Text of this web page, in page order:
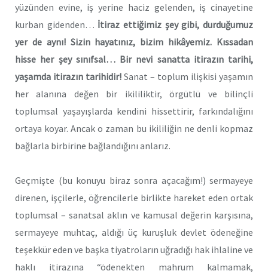
yüzünden evine, iş yerine haciz gelenden, iş cinayetine
kurban gidenden… İtiraz ettiğimiz şey gibi, durduğumuz
yer de aynı! Sizin hayatınız, bizim hikâyemiz. Kıssadan
hisse her şey sınıfsal… Bir nevi sanatta itirazın tarihi,
yaşamda itirazın tarihidir! Sanat – toplum ilişkisi yaşamın
her alanına değen bir ikililiktir, örgütlü ve bilinçli
toplumsal yaşayışlarda kendini hissettirir, farkındalığını
ortaya koyar. Ancak o zaman bu ikililiğin ne denli kopmaz
bağlarla birbirine bağlandığını anlarız.
Geçmişte (bu konuyu biraz sonra açacağım!) sermayeye
direnen, işçilerle, öğrencilerle birlikte hareket eden ortak
toplumsal – sanatsal aklın ve kamusal değerin karşısına,
sermayeye muhtaç, aldığı üç kuruşluk devlet ödeneğine
teşekkür eden ve başka tiyatroların uğradığı hak ihlaline ve
haklı itirazına “ödenekten mahrum kalmamak,